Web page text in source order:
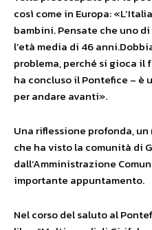
così come in Europa:
bambini. Pensate che uno
l’età media di 46
problema, perché si gioca il
ha concluso il Pontefice – è
per andare avanti».
Una riflessione profonda,
che ha visto la comunità di
dall’Amministrazione
importante appuntamento.
Nel corso del saluto al